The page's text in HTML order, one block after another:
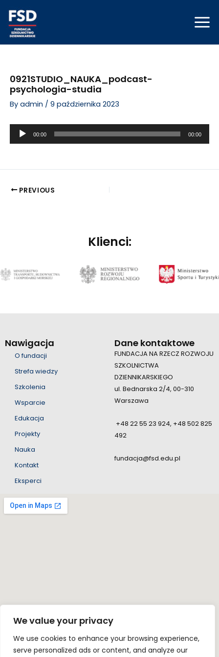
We value your privacy
We use cookies to enhance your browsing experience,
serve personalized ads or content, and analyze our
content
0921STUDIO_NAUKA_podcast-
psychologia-studia
By admin / 9 października 2023
Odtwarzacz
00:00 00:00
navigation
PREVIOUS
Klienci:
Nawigacja
O fundacji
Strefa wiedzy
Szkolenia
Wsparcie
Edukacja
Projekty
Nauka
Kontakt
Eksperci
Dane kontaktowe
FUNDACJA NA RZECZ ROZWOJU
SZKOLNICTWA
DZIENNIKARSKIEGO
ul. Bednarska 2/4, 00-310
Warszawa
+48 22 55 23 924, +48 502 825
492
fundacja@fsd.edu.pl